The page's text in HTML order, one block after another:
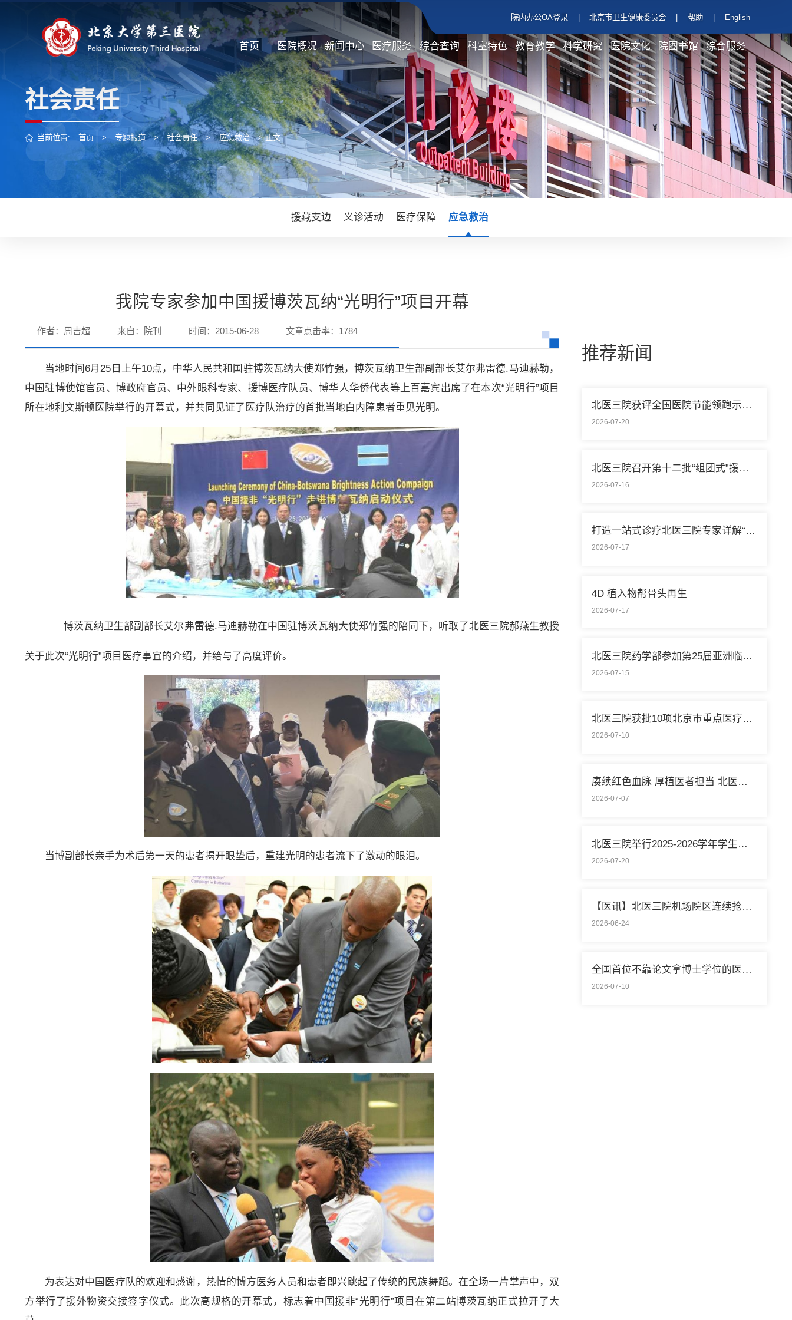
院内办公OA登录 北京市卫生健康委员会 帮助 English
首页 医院概况 新闻中心 医疗服务 综合查询 科室特色 教育教学 科学研究 医院文化 院图书馆 综合服务
社会责任
当前位置: 首页 > 专题报道 > 社会责任 > 应急救治 > 正文
援藏支边 义诊活动 医疗保障 应急救治
我院专家参加中国援博茨瓦纳“光明行”项目开幕
作者：周吉超 来自：院刊 时间：2015-06-28 文章点击率： 1784
当地时间6月25日上午10点，中华人民共和国驻博茨瓦纳大使郑竹强，博茨瓦纳卫生部副部长艾尔弗雷德.马迪赫勒，
中国驻博使馆官员、博政府官员、中外眼科专家、援博医疗队员、博华人华侨代表等上百嘉宾出席了在本次“光明行”项目
所在地利文斯顿医院举行的开幕式，并共同见证了医疗队治疗的首批当地白内障患者重见光明。
博茨瓦纳卫生部副部长艾尔弗雷德.马迪赫勒在中国驻博茨瓦纳大使郑竹强的陪同下，听取了北医三院郝燕生教授
关于此次“光明行”项目医疗事宜的介绍，并给与了高度评价。
当博副部长亲手为术后第一天的患者揭开眼垫后，重建光明的患者流下了激动的眼泪。
为表达对中国医疗队的欢迎和感谢，热情的博方医务人员和患者即兴跳起了传统的民族舞蹈。在全场一片掌声中，双
方举行了援外物资交接签字仪式。此次高规格的开幕式，标志着中国援非“光明行”项目在第二站博茨瓦纳正式拉开了大
推荐新闻
北医三院获评全国医院节能领跑示范单位称号
2026-07-20
北医三院召开第十二批“组团式”援藏医疗队欢送会
2026-07-16
打造一站式诊疗北医三院专家详解“控糖”新模式
2026-07-17
4D 植入物帮骨头再生
2026-07-17
北医三院药学部参加第25届亚洲临床药学大会
2026-07-15
北医三院获批10项北京市重点医疗技术临床应用培训基地
2026-07-10
赓续红色血脉 厚植医者担当 北医三院开展庆祝中国共产党成立105周年系列活动
2026-07-07
北医三院举行2025-2026学年学生暑期社会实践启动仪式
2026-07-20
【医讯】北医三院机场院区连续抢救两名致死性肺栓塞外籍旅客
2026-06-24
全国首位不靠论文拿博士学位的医学领域研究生通过答辩
2026-07-10